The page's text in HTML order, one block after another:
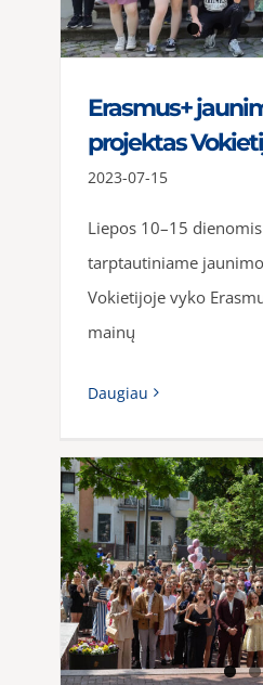
Erasmus+
projektas
2023-07-15
Liepos 10–15
tarptautiniame
Vokietijoje vyko
mainų
Daugiau